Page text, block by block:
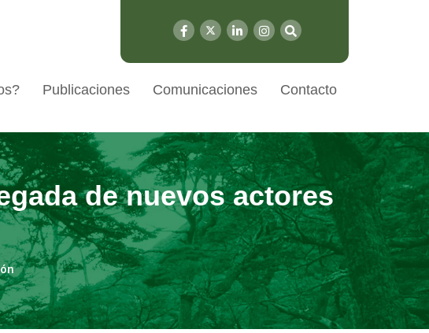
Publicaciones Comunicaciones Contacto
de nuevos actores